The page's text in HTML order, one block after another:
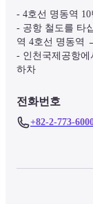
- 4호선 명동역
- 공항 철도를 타
역 4호선 명동역
- 인천국제공항에
하차
전화번호
+82-2-773-